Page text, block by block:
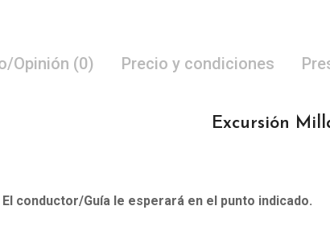
Opinión (0) Precio y condiciones
Excursión
conductor/Guía le esperará en el punto indicado.